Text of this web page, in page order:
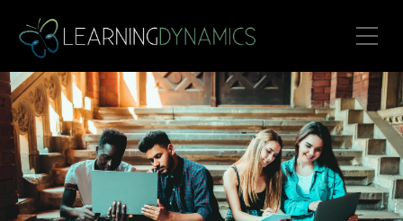
Toggle Mobile Menu